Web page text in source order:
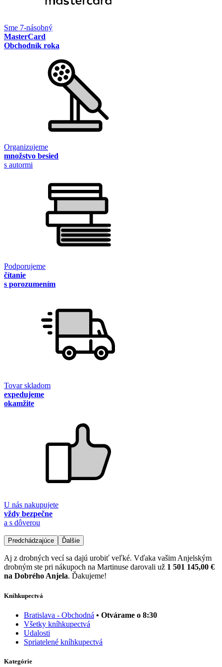
Sme 7-násobný
MasterCard
Obchodník roka
Organizujeme
množstvo besied
s autormi
Podporujeme
čítanie
s porozumením
Tovar skladom
expedujeme
okamžite
U nás nakupujete
vždy bezpečne
a s dôverou
Predchádzajúce Ďalšie
Aj z drobných vecí sa dajú urobiť veľké. Vďaka vašim Anjelským
drobným ste pri nákupoch na Martinuse darovali už 1 501 145,00 €
na Dobrého Anjela. Ďakujeme!
Kníhkupectvá
Bratislava - Obchodná • Otvárame o 8:30
Všetky kníhkupectvá
Udalosti
Spriatelené kníhkupectvá
Kategórie